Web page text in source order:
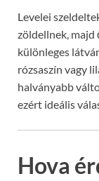
Levelei
zöldellnek, majd
különleges
rózsaszín vagy
halványabb
ezért ideális
Hova